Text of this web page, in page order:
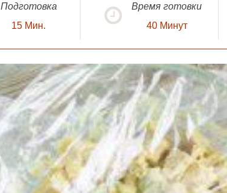
Подготовка
15 Мин.
Время готовки
40 Минут